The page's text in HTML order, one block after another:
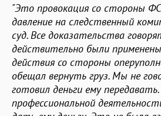
"Это провокация со стороны
давление на следственный
суд. Все доказательства
действительно были
действия со стороны
обещал вернуть груз. Мы не
готовил деньги ему
профессиональной